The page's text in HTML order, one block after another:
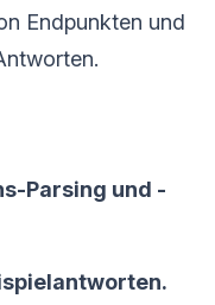
Endpunkten und
Parsing und -